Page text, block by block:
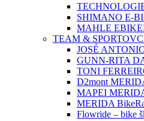
SHIMANO E-
MAHLE
TEAM &
JOSÉ
GUNN-RITA
TONI
D2mont
MAPEI
MERIDA
Flowride – bike